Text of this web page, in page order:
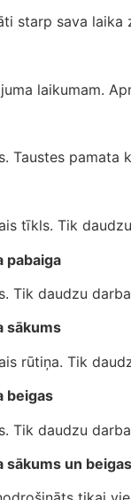
starp sava
laikumam.
Taustes
tīkls. Tik
pabaiga
Tik daudzu
sākums
rūtiņa. Tik
beigas
Tik daudzu
sākums un beigas